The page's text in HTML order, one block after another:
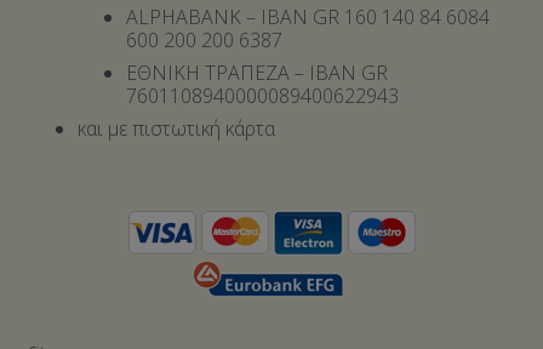
ALPHABANK – IBAN GR 160 140 84 6084
600 200 200 6387
ΕΘΝΙΚΗ ΤΡΑΠΕΖΑ – IBAN GR
7601108940000089400622943
και με πιστωτική κάρτα